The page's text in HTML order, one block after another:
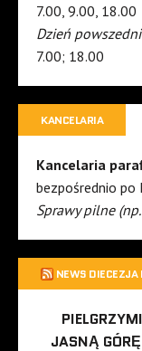
7.00, 9.00, 18.00
Dzień
7.00; 18.00
KANCELARIA
Kancelaria
bezpośrednio po
Sprawy pilne
NEWS
JASNĄ